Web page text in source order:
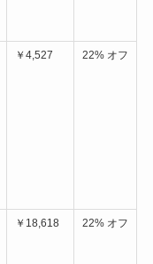
￥4,527 22% オフ
￥18,618 22% オフ